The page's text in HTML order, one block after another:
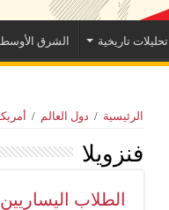
تحليلات تاريخية الشرق
الرئيسية / دول العالم /
فنزويلا
الطلاب